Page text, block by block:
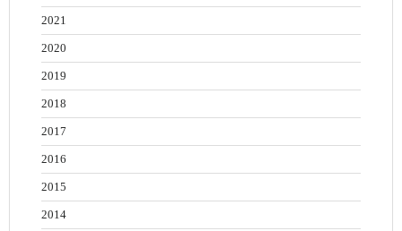
2021
2020
2019
2018
2017
2016
2015
2014